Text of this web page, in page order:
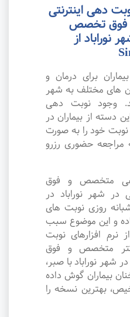
دهی اینترنتی
فوق تخصص
از
برای درمان و
های مختلف به شهر
وجود نوبت دهی
دسته از بیماران در
نوبت خود را به صورت
مراجعه حضوری رزرو
متخصص و فوق
شهر نوراباد در
روزی نوبت های
داده و این موضوع سبب
نرم افزارهای نوبت
متخصص و فوق
نوراباد با صبر،
بیماران گوش داده
بهترین نسخه را